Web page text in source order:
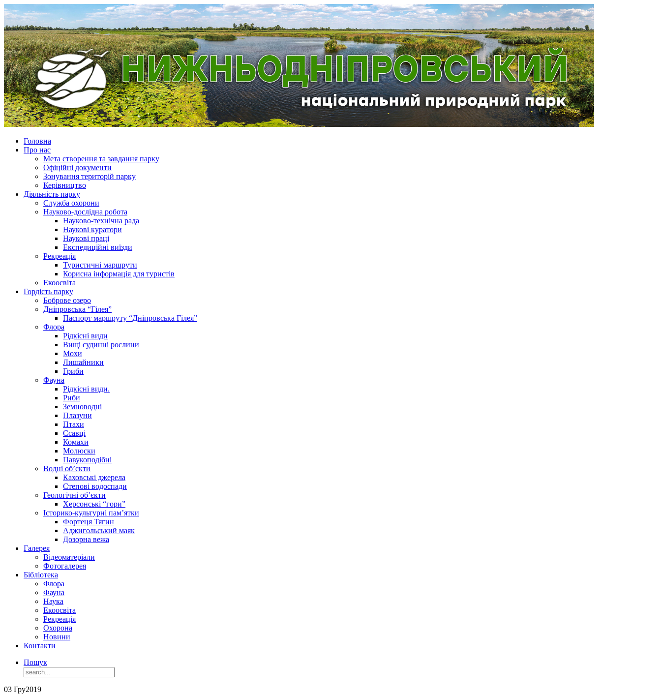
Головна
Про нас
Мета створення та завдання парку
Офіційні документи
Зонування територій парку
Керівництво
Діяльність парку
Служба охорони
Науково-дослідна робота
Науково-технічна рада
Наукові куратори
Наукові праці
Експедиційні виїзди
Рекреація
Туристичні маршрути
Корисна інформація для туристів
Екоосвіта
Гордість парку
Боброве озеро
Дніпровська “Гілея”
Паспорт маршруту “Дніпровська Гілея”
Флора
Рідкісні види
Вищі судинні рослини
Мохи
Лишайники
Гриби
Фауна
Рідкісні види.
Риби
Земноводні
Плазуни
Птахи
Ссавці
Комахи
Молюски
Павукоподібні
Водні об’єкти
Каховські джерела
Степові водоспади
Геологічні об’єкти
Херсонські “гори”
Історико-культурні пам’ятки
Фортеця Тягин
Аджигольський маяк
Дозорна вежа
Галерея
Відеоматеріали
Фотогалерея
Бібліотека
Флора
Фауна
Наука
Екоосвіта
Рекреація
Охорона
Новини
Контакти
Пошук
03 Гру2019